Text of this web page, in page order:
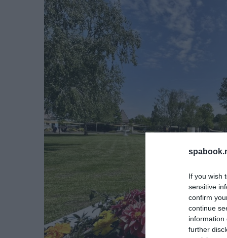
If you wish
sensitive
confirm
continue
information
further